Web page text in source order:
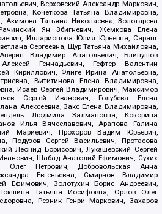
Верховский Александр Маркович,
Кочеткова Татьяна Владимировна,
Акимова Татьяна Николаевна, Золотарева
Ян Збигневич, Жемкова Елена
Илларионова Юлия Юрьевна, Саранг
Сергеевна, Щур Татьяна Михайловна,
Владимир Анатольевич, Блинушов
Геннадьевич, Гефтер Валентин
Кириллович, Флиге Ирина Анатольевна,
Вититинова Елена Владимировна,
Исаев Сергей Владимирович, Максимов
Сергей Иванович, Голубева Елена
Алексеевна, Закс Елена Владимировна,
Людмила Залмановна, Кокорина
Илья Вячеславович, Арапова Галина
Мариевич, Прохоров Вадим Юрьевич,
Подузов Сергей Васильевич, Протасова
Леонид Борисович, Лукашевский Сергей
Шабад Анатолий Ефимович, Сухих
Олег Петрович, Добровольская Анна
Евгеньевна, Смирнов Владимир
Ефимович, Золотухин Борис Андреевич,
Татьяна Иосифовна, Орлов Олег
Резник Генри Маркович, Захаров